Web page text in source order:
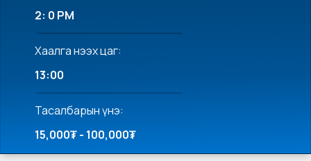
2: 0 PM
Хаалга нээх цаг:
13:00
Тасалбарын үнэ:
15,000₮ - 100,000₮